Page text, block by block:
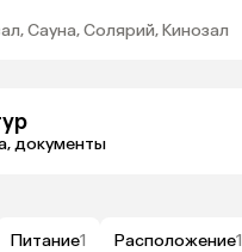
Сауна, Солярий, Кинозал
документы
Питание1 Расположение1